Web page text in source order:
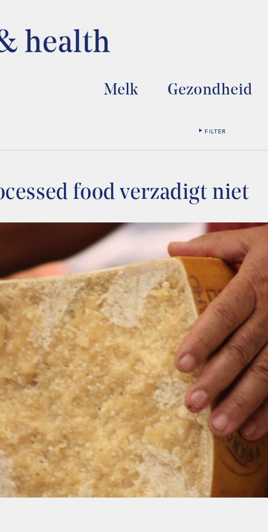
Melk Gezondheid
FILTER
food verzadigt niet